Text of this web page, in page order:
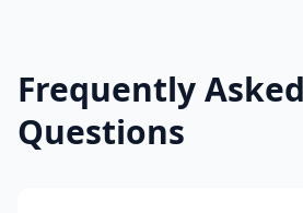
Frequently Asked
Questions